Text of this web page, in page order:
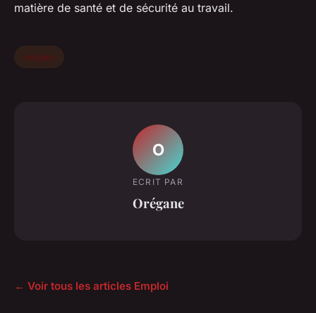
matière de santé et de sécurité au travail.
emploi
O
ECRIT PAR
Orégane
← Voir tous les articles Emploi